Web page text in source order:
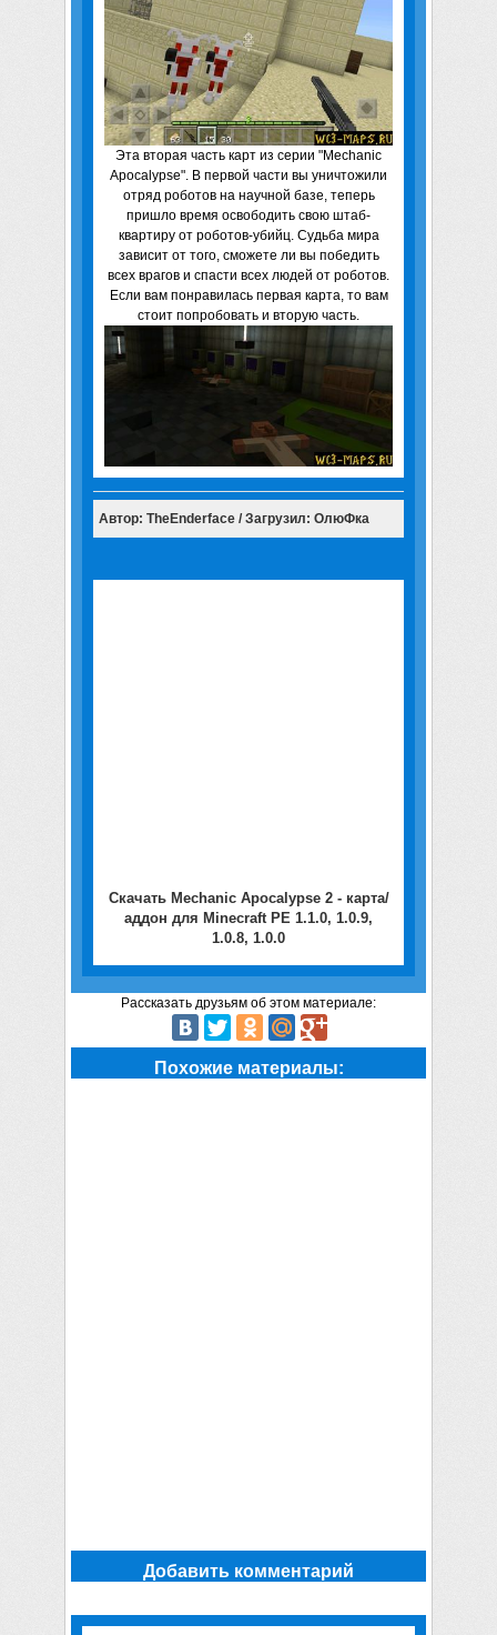
Эта вторая часть карт из серии "Mechanic
Apocalypse". В первой части вы уничтожили
отряд роботов на научной базе, теперь
пришло время освободить свою штаб-
квартиру от роботов-убийц. Судьба мира
зависит от того, сможете ли вы победить
всех врагов и спасти всех людей от роботов.
Если вам понравилась первая карта, то вам
стоит попробовать и вторую часть.
Автор: TheEnderface / Загрузил: ОлюФка
Скачать Mechanic Apocalypse 2 - карта/
аддон для Minecraft PE 1.1.0, 1.0.9,
1.0.8, 1.0.0
Рассказать друзьям об этом материале:
Похожие материалы:
Добавить комментарий